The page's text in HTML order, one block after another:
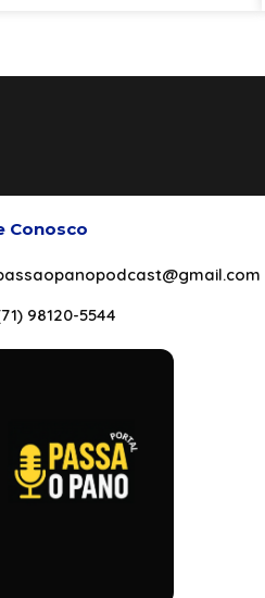
Conosco
98120-5544